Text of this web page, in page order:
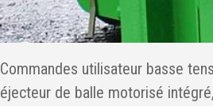
Commandes utilisateur basse
éjecteur de balle motorisé